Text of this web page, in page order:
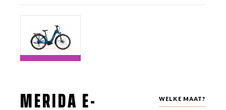
WELKE MAAT?
MERIDA E-